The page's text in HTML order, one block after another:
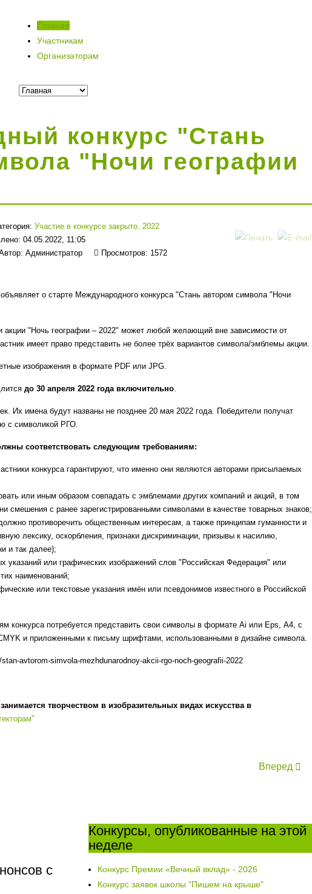
Главная
Участникам
Организаторам
конкурс "Стань
"Ночи географии
Участие в конкурсе закрыто. 2022
04.05.2022, 11:05
Администратор Просмотров: 1572
о старте Международного конкурса "Стань автором символа "Ночи
акции "Ночь географии – 2022" может любой желающий вне зависимости от
имеет право представить не более трёх вариантов символа/эмблемы акции.
изображения в формате PDF или JPG.
до 30 апреля 2022 года включительно.
Их имена будут названы не позднее 20 мая 2022 года. Победители получат
с символикой РГО.
соответствовать следующим требованиям:
конкурса гарантируют, что именно они являются авторами присылаемых
или иным образом совпадать с эмблемами других компаний и акций, в том
смешения с ранее зарегистрированными символами в качестве товарных знаков;
противоречить общественным интересам, а также принципам гуманности и
лексику, оскорбления, признаки дискриминации, призывы к насилию,
и так далее);
или графических изображений слов "Российская Федерация" или
наименований;
или текстовые указания имён или псевдонимов известного в Российской
конкурса потребуется представить свои символы в формате Ai или Eps, А4, с
и приложенными к письму шрифтами, использованными в дизайне символа.
avtorom-simvola-mezhdunarodnoy-akcii-rgo-noch-geografii-2022
творчеством в изобразительных видах искусства в
Вперед
с
Конкурсы, опубликованные на этой
неделе
Конкурс Премии «Вечный вклад» - 2026
Конкурс заявок школы "Пишем на крыше"